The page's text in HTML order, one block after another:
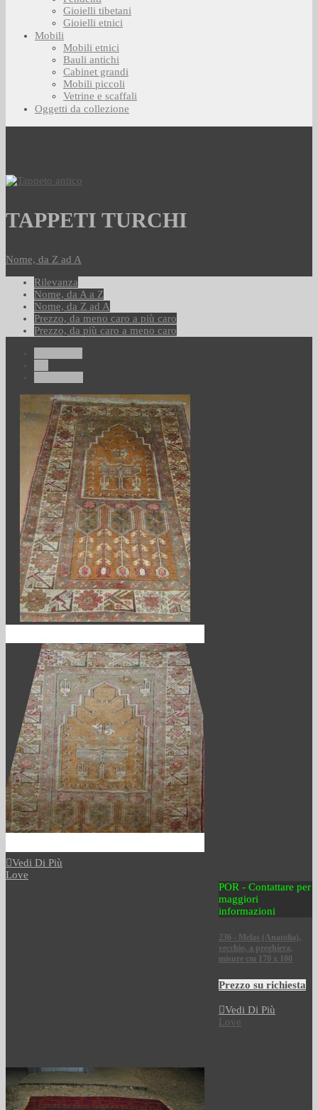
Gioielli tibetani
Gioielli etnici
Mobili
Mobili etnici
Bauli antichi
Cabinet grandi
Mobili piccoli
Vetrine e scaffali
Oggetti da collezione
TAPPETI TURCHI
Nome, da Z ad A
Rilevanza
Nome, da A a Z
Nome, da Z ad A
Prezzo, da meno caro a più caro
Prezzo, da più caro a meno caro
Vedi Di Più
Love
POR - Contattare per
maggiori
informazioni
236 - Melas (Anatolia),
vecchio, a preghiera,
misure cm 170 x 100
Prezzo su richiesta
Vedi Di Più
Love